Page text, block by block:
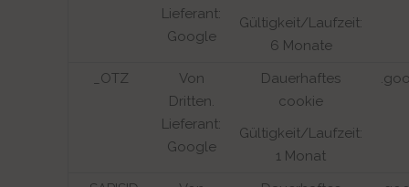
Lieferant:
Google
Gültigkeit/Laufzeit:
6 Monate
_OTZ
Von
Dritten.
Lieferant:
Google
Dauerhaftes
cookie
Gültigkeit/Laufzeit:
1 Monat